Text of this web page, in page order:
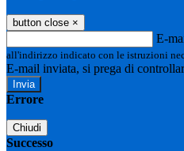
button close ×
E-
all'indirizzo indicato con le istruzioni
E-mail inviata, si prega di
Errore
Chiudi
Successo